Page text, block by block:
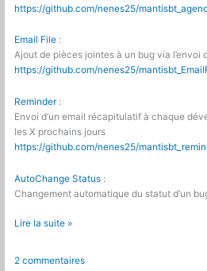
https://github.com/nenes25/
Email File :
Ajout de pièces jointes à un bug via l’envoi
https://github.com/nenes25/
Reminder :
Envoi d’un email récapitulatif à chaque
les X prochains jours
https://github.com/nenes25/
AutoChange Status :
Changement automatique du statut d’un
Sortie
bugtracker
Lire la suite »
2 commentaires